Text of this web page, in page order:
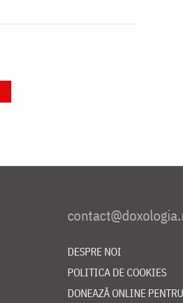
DESPRE NOI
POLITICA DE COOKIES
DONEAZĂ ONLINE